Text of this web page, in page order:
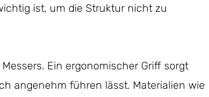
ist, um die Struktur nicht zu
Ein ergonomischer Griff sorgt
angenehm führen lässt. Materialien wie